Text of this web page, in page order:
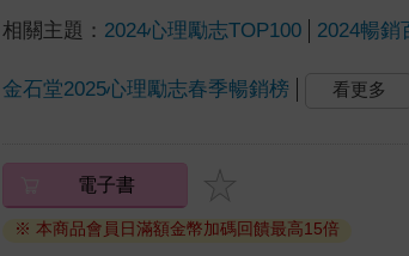
相關主題： 2024心理勵志TOP100 2024暢
金石堂2025心理勵志春季暢銷榜 看更多
電子書
※ 本商品會員日滿額金幣加碼回饋最高15倍